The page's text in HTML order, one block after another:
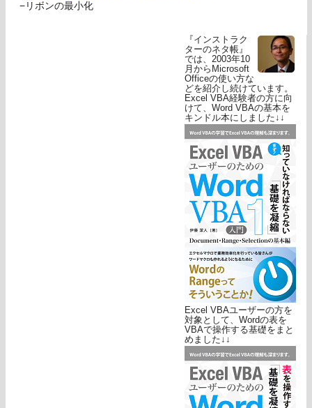
−リボンの最小化
『インストラク
ターのネタ帳』
では、2003年10
月からMicrosoft
Officeの使い方な
どを紹介し続けています。
Excel VBA経験者の方に向
けて、Word VBAの基本を
キンドル本にしました↓↓
Excel VBAユーザーの方を
対象として、Wordの表を
VBAで操作する基礎をまと
めました↓↓